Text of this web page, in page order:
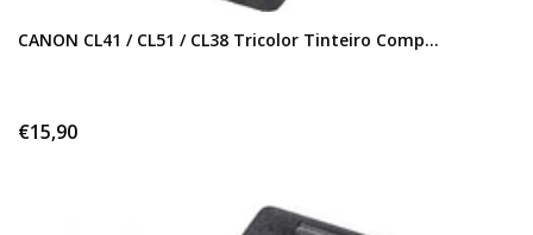
CANON CL41 / CL51 / CL38 Tricolor Tinteiro Comp...
€15,90